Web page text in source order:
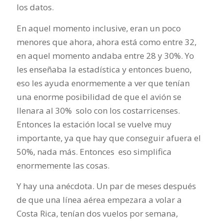
los datos.
En aquel momento inclusive, eran un poco
menores que ahora, ahora está como entre 32,
en aquel momento andaba entre 28 y 30%. Yo
les enseñaba la estadística y entonces bueno,
eso les ayuda enormemente a ver que tenían
una enorme posibilidad de que el avión se
llenara al 30% solo con los costarricenses.
Entonces la estación local se vuelve muy
importante, ya que hay que conseguir afuera el
50%, nada más. Entonces eso simplifica
enormemente las cosas.
Y hay una anécdota. Un par de meses después
de que una línea aérea empezara a volar a
Costa Rica, tenían dos vuelos por semana,